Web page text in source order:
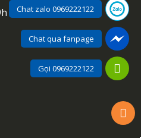
Chat zalo 0969222122
Chat qua fanpage
Gọi 0969222122